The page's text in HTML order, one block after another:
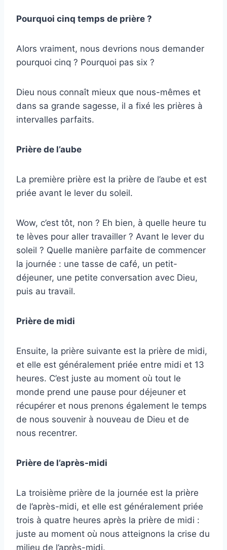
Pourquoi cinq temps de prière ?
Alors vraiment, nous devrions nous demander
pourquoi cinq ? Pourquoi pas six ?
Dieu nous connaît mieux que nous-mêmes et
dans sa grande sagesse, il a fixé les prières à
intervalles parfaits.
Prière de l’aube
La première prière est la prière de l’aube et est
priée avant le lever du soleil.
Wow, c’est tôt, non ? Eh bien, à quelle heure tu
te lèves pour aller travailler ? Avant le lever du
soleil ? Quelle manière parfaite de commencer
la journée : une tasse de café, un petit-
déjeuner, une petite conversation avec Dieu,
puis au travail.
Prière de midi
Ensuite, la prière suivante est la prière de midi,
et elle est généralement priée entre midi et 13
heures. C’est juste au moment où tout le
monde prend une pause pour déjeuner et
récupérer et nous prenons également le temps
de nous souvenir à nouveau de Dieu et de
nous recentrer.
Prière de l’après-midi
La troisième prière de la journée est la prière
de l’après-midi, et elle est généralement priée
trois à quatre heures après la prière de midi :
juste au moment où nous atteignons la crise du
milieu de l’après-midi.